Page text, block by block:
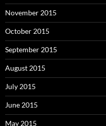
November 2015
October 2015
September 2015
August 2015
July 2015
June 2015
May 2015